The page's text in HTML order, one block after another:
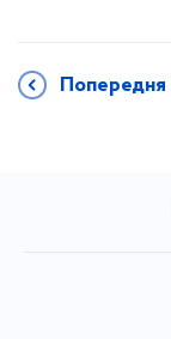
Попередня